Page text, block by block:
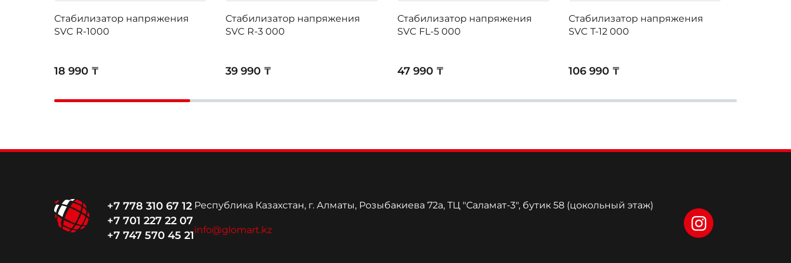
Стабилизатор напряжения
SVC R-1000
18 990 ₸
Стабилизатор напряжения
SVC R-3 000
39 990 ₸
Стабилизатор напряжения
SVC FL-5 000
47 990 ₸
Стабилизатор напряжения
SVC T-12 000
106 990 ₸
+7 778 310 67 12
+7 701 227 22 07
+7 747 570 45 21
Республика Казахстан, г. Алматы, Розыбакиева 72а, ТЦ "Саламат-3", бутик 58 (цокольный этаж)
info@glomart.kz